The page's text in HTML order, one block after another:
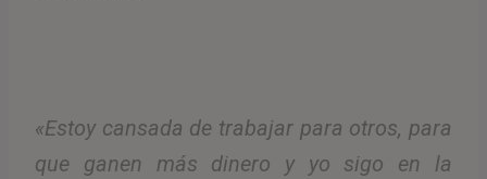
«Estoy cansada de trabajar para otros, para
que ganen más dinero y yo sigo en la